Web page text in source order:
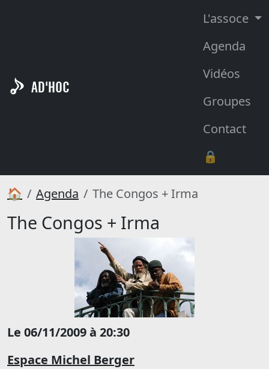
AD'HOC
L'assoce
Agenda
Vidéos
Groupes
Contact
🔒
🏠 Agenda The Congos + Irma
The Congos + Irma
Le 06/11/2009 à 20:30
Espace Michel Berger